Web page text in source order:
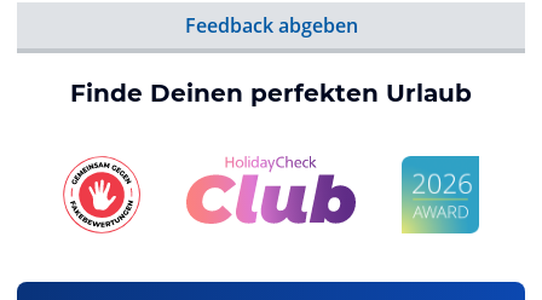
Feedback abgeben
Finde Deinen perfekten Urlaub